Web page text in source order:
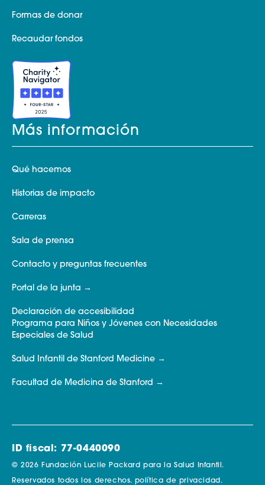
Formas de donar
Recaudar fondos
Más información
Qué hacemos
Historias de impacto
Carreras
Sala de prensa
Contacto y preguntas frecuentes
Portal de la junta
Declaración de accesibilidad
Programa para Niños y Jóvenes con Necesidades
Especiales de Salud
Salud Infantil de Stanford Medicine
Facultad de Medicina de Stanford
ID fiscal: 77-0440090
© 2026 Fundación Lucile Packard para la Salud Infantil.
Reservados todos los derechos. política de privacidad.